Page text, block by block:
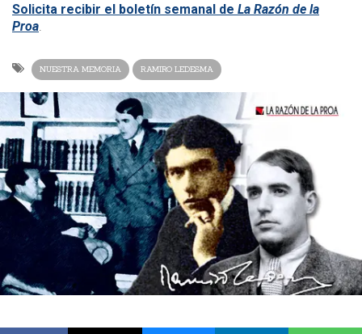
Solicita recibir el boletín semanal de La Razón de la
Proa.
NUESTRA MEMORIA RAMIRO LEDESMA